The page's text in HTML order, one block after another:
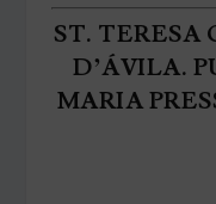
ST. TERESA
D’ÁVILA.
MARIA